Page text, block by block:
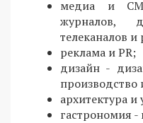
медиа и
журналов,
телеканалов и
реклама и PR;
дизайн -
производство
архитектура и
гастрономия